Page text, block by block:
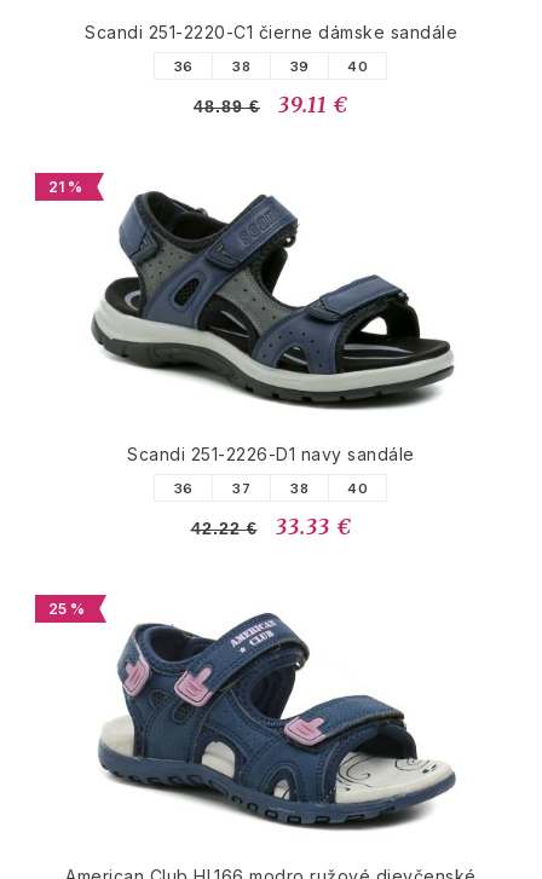
Scandi 251-2220-C1 čierne dámske sandále
36 38 39 40
48.89 € 39.11 €
21 %
Scandi 251-2226-D1 navy sandále
36 37 38 40
42.22 € 33.33 €
25 %